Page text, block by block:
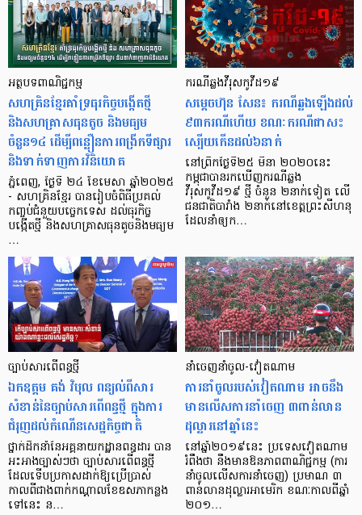
អត្ថបទពាណិជ្ជកម្ម
សហគ្រិនខ្មែរគាំទ្រធុរកិច្ចបង្កើតថ្មី
និងសហគ្រាសធុនតូច និងមធ្យម
ចំនួន១៤ ដើម្បីពន្លឿនការពង្រីកទីផ្សារ
និងទាក់ទាញការវិនិយោគ
ភ្នំពេញ, ថ្ងៃទី ២៤ ខែមេសា ឆ្នាំ២០២៥
- សហគ្រិនខ្មែរ បានរៀបចំពិធីប្រគល់
កញ្ចប់ជំនួយបច្ចេកទេស ដល់ធុរកិច្ច
បង្កើតថ្មី និងសហគ្រាសធុនតូចនិងមធ្យម
…
ករណីឆ្លងវីរុសកូវីដ១៩
សម្តេចហ៊ុន សែន៖ ករណីឆ្លងឡើងដល់
៩៣ករណីហើយ ខណៈករណីជាសះ
ស្បើយកើនដល់៦នាក់
នៅព្រឹកថ្ងៃទី២៥ មីនា ២០២០នេះ
កម្ពុជាបានរកឃើញករណីឆ្លង
វីរុសកូវីដ១៩ ថ្មី ចំនួន ២នាក់ទៀត លើ
ជនជាតិបារាំង ២នាក់នៅខេត្តព្រះសីហនុ
ដែលនាំឲ្យក…
ច្បាប់សារពើពន្ធថ្មី
ឯកឧត្តម គង់ វិបុល ពន្យល់ពីសារ
សំខាន់នៃច្បាប់សារពើពន្ធថ្មី ក្នុងការ
ជំរុញដល់កំណើនសេដ្ឋកិច្ចជាតិ
ថ្នាក់ដឹកនាំនៃអគ្គនាយកដ្ឋានពន្ធដារ បាន
អះអាងច្បាស់ៗថា ច្បាប់សារពើពន្ធថ្មី
ដែលទើបប្រកាសដាក់ឱ្យប្រើប្រាស់
កាលពីជាងពាក់កណ្ដាលខែឧសភាកន្លង
ទៅនេះ ន…
នាំចេញនាំចូល-វៀតណាម
ការនាំចូលរបស់វៀតណាម អាចនឹង
មានលើសការនាំចេញ ៣ពាន់លាន
ដុល្លារនៅឆ្នាំនេះ
នៅឆ្នាំ២០១៩នេះ ប្រទេសវៀតណាម
រំពឹងថា នឹងមានឱនភាពពាណិជ្ជកម្ម (ការ
នាំចូលលើសការនាំចេញ) ប្រមាណ ៣
ពាន់លានដុល្លារអាមេរិក ខណៈកាលពីឆ្នាំ
២០១…